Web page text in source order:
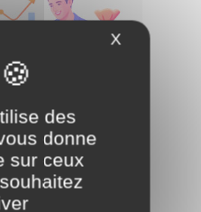
ROI
des
donne
sur ceux
X Masquer